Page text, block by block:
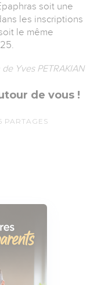
soit une
les inscriptions
le même
Yves PETRAKIAN
de vous !
PARTAGES